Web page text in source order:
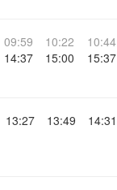
09:59 10:22 10:44
14:37 15:00 15:37
13:27 13:49 14:31